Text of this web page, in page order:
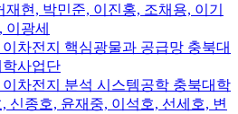
현, 박민준, 이진홍, 조채용, 이기
이광세
이차전지 핵심광물과 공급망 충북대
사업단
이차전지 분석 시스템공학 충북대학
신종호, 윤재중, 이석호, 선세호, 변